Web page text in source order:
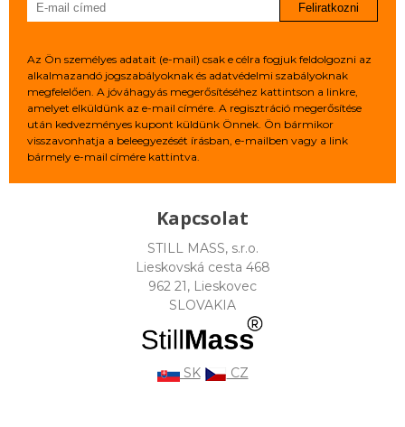
Feliratkozni
Az Ön személyes adatait (e-mail) csak e célra fogjuk feldolgozni az
alkalmazandó jogszabályoknak és adatvédelmi szabályoknak
megfelelően. A jóváhagyás megerősítéséhez kattintson a linkre,
amelyet elküldünk az e-mail címére. A regisztráció megerősítése
után kedvezményes kupont küldünk Önnek. Ön bármikor
visszavonhatja a beleegyezését írásban, e-mailben vagy a link
bármely e-mail címére kattintva.
Kapcsolat
STILL MASS, s.r.o.
Lieskovská cesta 468
962 21, Lieskovec
SLOVAKIA
SK CZ